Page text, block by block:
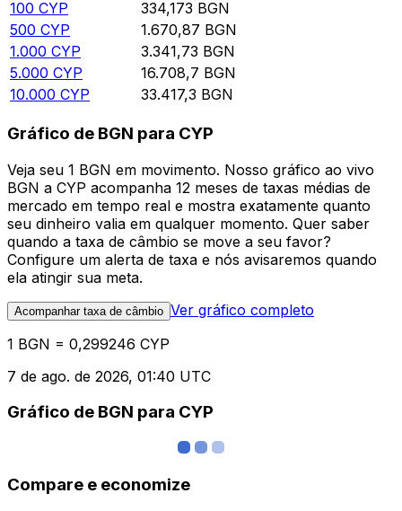
100 CYP 334,173 BGN
500 CYP 1.670,87 BGN
1.000 CYP 3.341,73 BGN
5.000 CYP 16.708,7 BGN
10.000 CYP 33.417,3 BGN
Gráfico de BGN para CYP
Veja seu 1 BGN em movimento. Nosso gráfico ao vivo
BGN a CYP acompanha 12 meses de taxas médias de
mercado em tempo real e mostra exatamente quanto
seu dinheiro valia em qualquer momento. Quer saber
quando a taxa de câmbio se move a seu favor?
Configure um alerta de taxa e nós avisaremos quando
ela atingir sua meta.
Acompanhar taxa de câmbio Ver gráfico completo
1 BGN = 0,299246 CYP
7 de ago. de 2026, 01:40 UTC
Gráfico de BGN para CYP
Compare e economize